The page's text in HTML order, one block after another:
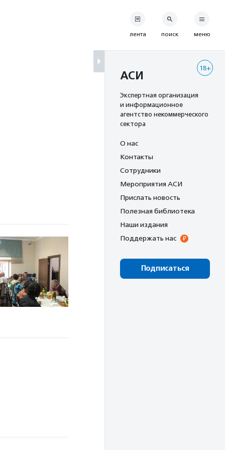
лента поиск меню
18+
АСИ
Экспертная организация
и информационное
агентство некоммерческого
сектора
О нас
Контакты
Сотрудники
Мероприятия АСИ
Прислать новость
Полезная библиотека
Наши издания
Поддержать нас
Подписаться